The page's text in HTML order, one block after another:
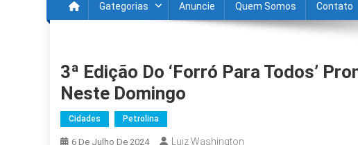
Gategorias Anuncie Quem Somos Contato
3ª Edição Do ‘Forró Para Todos’
Neste Domingo
Cidades Petrolina
6 De Julho De 2024 Luiz Washington